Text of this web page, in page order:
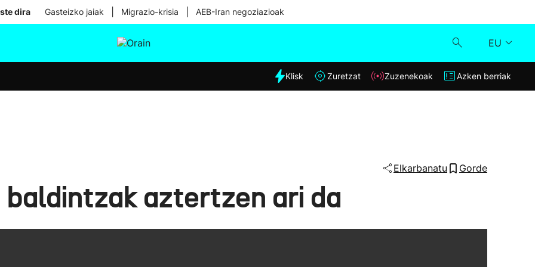
dira Gasteizko jaiak Migrazio-krisia AEB-Iran negoziazioak
EU
Eguraldia
Klisk
Klisk Zuretzat Zuzenekoak Azken berriak
Elkarbanatu Gorde
baldintzak aztertzen ari da